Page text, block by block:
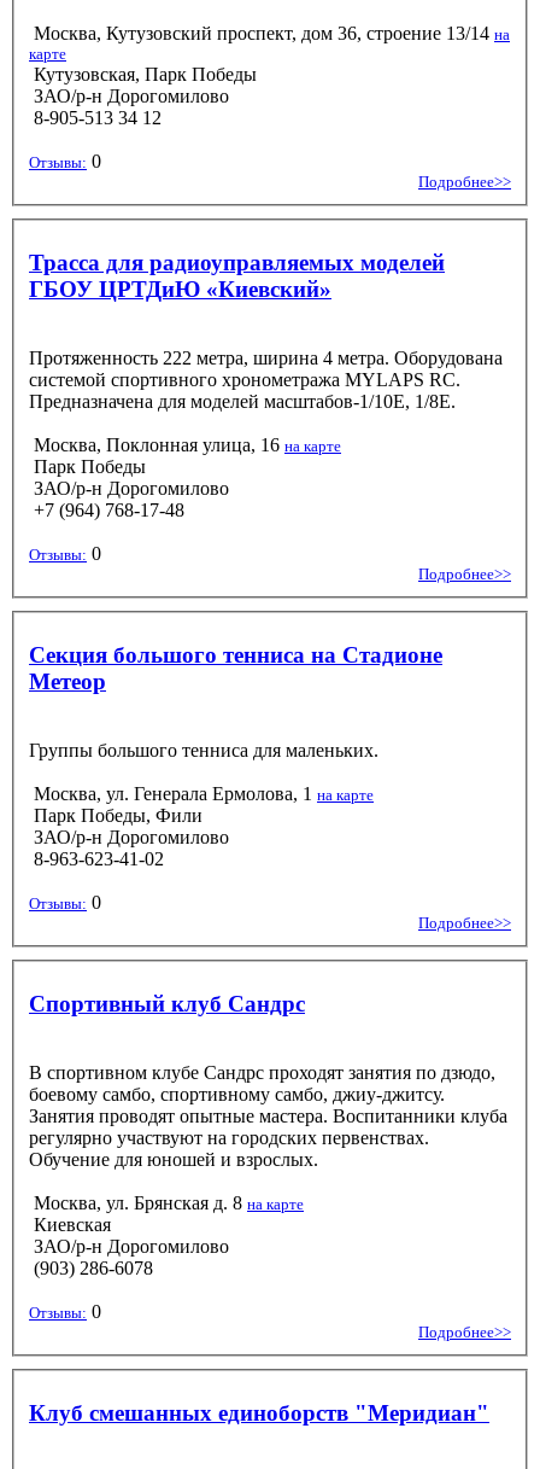
Москва, Кутузовский проспект, дом 36, строение 13/14 на
карте
Кутузовская, Парк Победы
ЗАО/р-н Дорогомилово
8-905-513 34 12
Отзывы: 0
Подробнее>>
Трасса для радиоуправляемых моделей
ГБОУ ЦРТДиЮ «Киевский»
Протяженность 222 метра, ширина 4 метра. Оборудована
системой спортивного хронометража MYLAPS RC.
Предназначена для моделей масштабов-1/10Е, 1/8Е.
Москва, Поклонная улица, 16 на карте
Парк Победы
ЗАО/р-н Дорогомилово
+7 (964) 768-17-48
Отзывы: 0
Подробнее>>
Секция большого тенниса на Стадионе
Метеор
Группы большого тенниса для маленьких.
Москва, ул. Генерала Ермолова, 1 на карте
Парк Победы, Фили
ЗАО/р-н Дорогомилово
8-963-623-41-02
Отзывы: 0
Подробнее>>
Спортивный клуб Сандрс
В спортивном клубе Сандрс проходят занятия по дзюдо,
боевому самбо, спортивному самбо, джиу-джитсу.
Занятия проводят опытные мастера. Воспитанники клуба
регулярно участвуют на городских первенствах.
Обучение для юношей и взрослых.
Москва, ул. Брянская д. 8 на карте
Киевская
ЗАО/р-н Дорогомилово
(903) 286-6078
Отзывы: 0
Подробнее>>
Клуб смешанных единоборств "Меридиан"